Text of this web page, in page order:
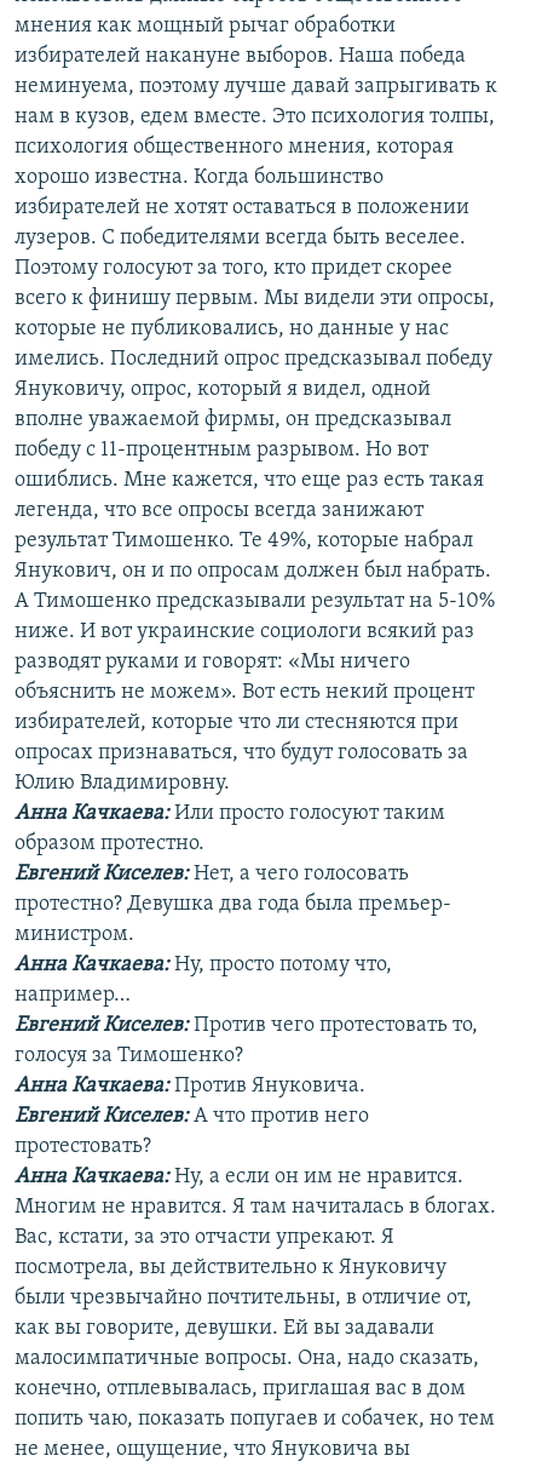
мнения как мощный рычаг обработки
избирателей накануне выборов. Наша победа
неминуема, поэтому лучше давай запрыгивать к
нам в кузов, едем вместе. Это психология толпы,
психология общественного мнения, которая
хорошо известна. Когда большинство
избирателей не хотят оставаться в положении
лузеров. С победителями всегда быть веселее.
Поэтому голосуют за того, кто придет скорее
всего к финишу первым. Мы видели эти опросы,
которые не публиковались, но данные у нас
имелись. Последний опрос предсказывал победу
Януковичу, опрос, который я видел, одной
вполне уважаемой фирмы, он предсказывал
победу с 11-процентным разрывом. Но вот
ошиблись. Мне кажется, что еще раз есть такая
легенда, что все опросы всегда занижают
результат Тимошенко. Те 49%, которые набрал
Янукович, он и по опросам должен был набрать.
А Тимошенко предсказывали результат на 5-10%
ниже. И вот украинские социологи всякий раз
разводят руками и говорят: «Мы ничего
объяснить не можем». Вот есть некий процент
избирателей, которые что ли стесняются при
опросах признаваться, что будут голосовать за
Юлию Владимировну.
Анна Качкаева:Или просто голосуют таким
образом протестно.
Евгений Киселев:Нет, а чего голосовать
протестно? Девушка два года была премьер-
министром.
Анна Качкаева:Ну, просто потому что,
например…
Евгений Киселев:Против чего протестовать то,
голосуя за Тимошенко?
Анна Качкаева:Против Януковича.
Евгений Киселев:А что против него
протестовать?
Анна Качкаева:Ну, а если он им не нравится.
Многим не нравится. Я там начиталась в блогах.
Вас, кстати, за это отчасти упрекают. Я
посмотрела, вы действительно к Януковичу
были чрезвычайно почтительны, в отличие от,
как вы говорите, девушки. Ей вы задавали
малосимпатичные вопросы. Она, надо сказать,
конечно, отплевывалась, приглашая вас в дом
попить чаю, показать попугаев и собачек, но тем
не менее, ощущение, что Януковича вы